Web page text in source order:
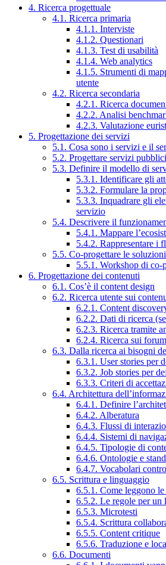
4. Ricerca progettuale
4.1. Ricerca primaria
4.1.1. Interviste
4.1.2. Questionari
4.1.3. Test di usabilità
4.1.4. Web analytics
4.1.5. Strumenti di
utente
4.2. Ricerca secondaria
4.2.1. Ricerca
4.2.2. Analisi
4.2.3. Valutazione
5. Progettazione dei servizi
5.1. Cosa sono i servizi e il
5.2. Progettare servizi
5.3. Definire il modello di
5.3.1. Identificare gli
5.3.2. Formulare la
5.3.3. Inquadrare gli
servizio
5.4. Descrivere il
5.4.1. Mappare
5.4.2. Rappresentare i
5.5. Co-progettare le soluzioni
5.5.1. Workshop di co-
6. Progettazione dei contenuti
6.1. Cos’è il content design
6.2. Ricerca utente sui
6.2.1. Content
6.2.2. Dati di ricerca
6.2.3. Ricerca tramite
6.2.4. Ricerca sui forum
6.3. Dalla ricerca ai bisogni
6.3.1. User stories per
6.3.2. Job stories per
6.3.3. Criteri di
6.4. Architettura
6.4.1. Definire
6.4.2. Alberatura
6.4.3. Flussi di
6.4.4. Sistemi di
6.4.5. Tipologie di
6.4.6. Ontologie e
6.4.7. Vocabolari
6.5. Scrittura e linguaggio
6.5.1. Come leggono
6.5.2. Le regole per un
6.5.3. Microtesti
6.5.4. Scrittura
6.5.5. Content critique
6.5.6. Traduzione e
6.6. Documenti